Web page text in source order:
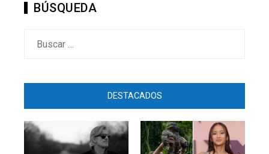
BÚSQUEDA
DESTACADOS